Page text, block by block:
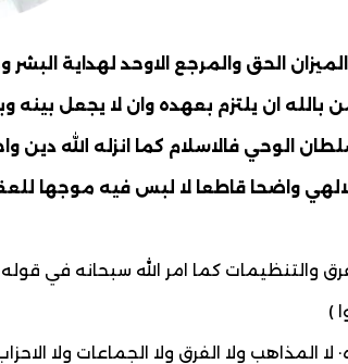
الحق والمرجع الاوحد لهداية
ان يلتزم بعهده وان لا يجعل بينه
الوحي فالاسلام كما انزله الله دين
الالهي واضحا قاطعا لا لبس فيه موجها
والتنظيمات كما امر الله سبحانه في قوله
)
فالاعتصام بحبل الله يعني القرآن وحده٠ لا المذاهب ولا الفرق ولا